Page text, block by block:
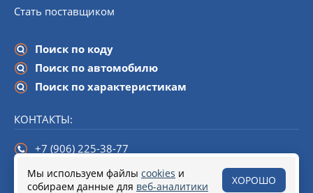
Стать поставщиком
Поиск по коду
Поиск по автомобилю
Поиск по характеристикам
КОНТАКТЫ:
+7 (906) 225-38-77
info@startline-spb.ru
190020,Санкт-Петербург, набережная Обводного канала,
Мы используем файлы cookies и
собираем данные для веб-аналитики ХОРОШО